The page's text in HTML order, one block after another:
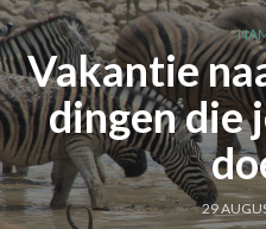
Vakantie
dingen die
29